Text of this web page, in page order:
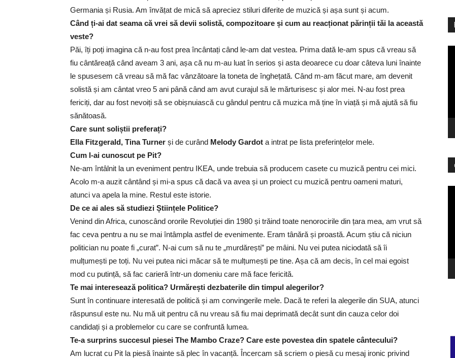
Germania și Rusia. Am învățat de mică să apreciez stiluri diferite de muzică și așa sunt și acum.
Când ți-ai dat seama că vrei să devii solistă, compozitoare și cum au reacționat părinții tăi la această
veste?
Păi, îți poți imagina că n-au fost prea încântați când le-am dat vestea. Prima dată le-am spus că vreau să
fiu cântăreață când aveam 3 ani, așa că nu m-au luat în serios și asta deoarece cu doar câteva luni înainte
le spusesem că vreau să mă fac vânzătoare la toneta de înghețată. Când m-am făcut mare, am devenit
solistă și am cântat vreo 5 ani până când am avut curajul să le mărturisesc și alor mei. N-au fost prea
fericiți, dar au fost nevoiți să se obișnuiască cu gândul pentru că muzica mă ține în viață și mă ajută să fiu
sănătoasă.
Care sunt soliștii preferați?
Ella Fitzgerald, Tina Turner și de curând Melody Gardot a intrat pe lista preferințelor mele.
Cum l-ai cunoscut pe Pit?
Ne-am întâlnit la un eveniment pentru IKEA, unde trebuia să producem casete cu muzică pentru cei mici.
Acolo m-a auzit cântând și mi-a spus că dacă va avea și un proiect cu muzică pentru oameni maturi,
atunci va apela la mine. Restul este istorie.
De ce ai ales să studiezi Științele Politice?
Venind din Africa, cunoscând ororile Revoluției din 1980 și trăind toate nenorocirile din țara mea, am vrut să
fac ceva pentru a nu se mai întâmpla astfel de evenimente. Eram tânără și proastă. Acum știu că niciun
politician nu poate fi „curat”. N-ai cum să nu te „murdărești” pe mâini. Nu vei putea niciodată să îi
mulțumești pe toți. Nu vei putea nici măcar să te mulțumești pe tine. Așa că am decis, în cel mai egoist
mod cu putință, să fac carieră într-un domeniu care mă face fericită.
Te mai interesează politica? Urmărești dezbaterile din timpul alegerilor?
Sunt în continuare interesată de politică și am convingerile mele. Dacă te referi la alegerile din SUA, atunci
răspunsul este nu. Nu mă uit pentru că nu vreau să fiu mai deprimată decât sunt din cauza celor doi
candidați și a problemelor cu care se confruntă lumea.
Te-a surprins succesul piesei The Mambo Craze? Care este povestea din spatele cântecului?
Am lucrat cu Pit la piesă înainte să plec în vacanță. Încercam să scriem o piesă cu mesaj ironic privind